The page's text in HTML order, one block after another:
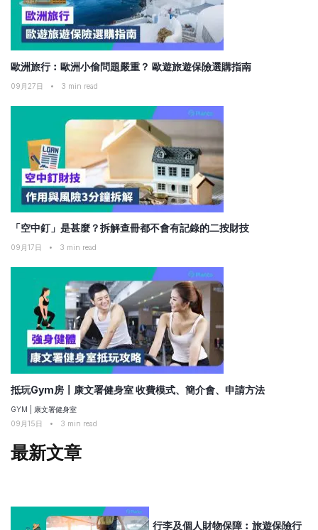
歐洲旅行︰歐洲小偷問題嚴重？ 歐遊旅遊保險選購指南
09月27日 • 3 min read
「空中釘」是甚麼？拆解查冊都不會有記錄的二按財技
09月17日 • 3 min read
抵玩Gym房〡康文署健身室 收費模式、簡介會、申請方法
GYM
康文署健身室
09月15日
• 3 min read
最新文章
行李及個人財物保障︰旅遊保險行